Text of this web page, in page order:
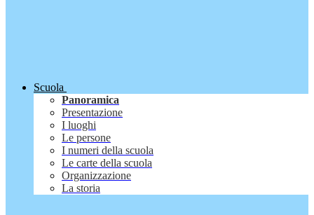
Scuola
Panoramica
Presentazione
I luoghi
Le persone
I numeri della scuola
Le carte della scuola
Organizzazione
La storia